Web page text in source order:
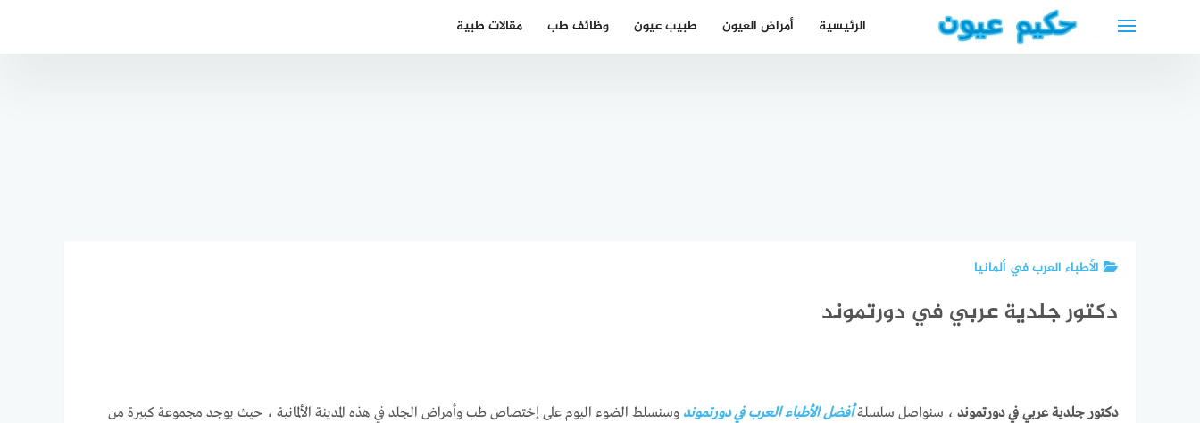
الرئيسية أمراض العيون طبيب عيون وظائف طب مقالات طبية
الأطباء العرب في ألمانيا
دكتور جلدية عربي في دورتموند
دكتور جلدية عربي في دورتموند ، سنواصل سلسلةأفضل الأطباء العرب في دورتموند وسنسلط الضوء اليوم على إختصاص طب وأمراض الجلد في هذه المدينة الألمانية ، حيث يوجد مجموعة كبيرة من